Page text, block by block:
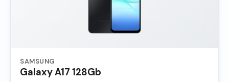
SAMSUNG
Galaxy A17 128Gb